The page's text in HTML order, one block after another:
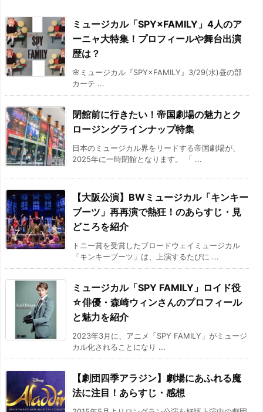
ミュージカル「SPY×FAMILY」4人のア
ーニャ大特集！プロフィールや舞台出演
歴は？
🌸ミュージカル『SPY×FAMILY』3/29(水)昼の部
カーテ ...
閉館前に行きたい！帝国劇場の魅力とク
ロージングラインナップ特集
日本のミュージカル界をリードする帝国劇場が、
2025年に一時閉館となります。 「 ...
【大阪公演】BWミュージカル「キンキー
ブーツ」再再演で熱狂！のあらすじ・見
どころを紹介
トニー賞を受賞したブロードウェイミュージカル
「キンキーブーツ」は、上演するたびに ...
ミュージカル「SPY FAMILY」ロイド役
☆俳優・森崎ウィンさんのプロフィール
と魅力を紹介
2023年3月に、アニメ「SPY FAMILY」がミュージ
カル化されることになり ...
【劇団四季アラジン】劇場にあふれる魔
法に注目！あらすじ・感想